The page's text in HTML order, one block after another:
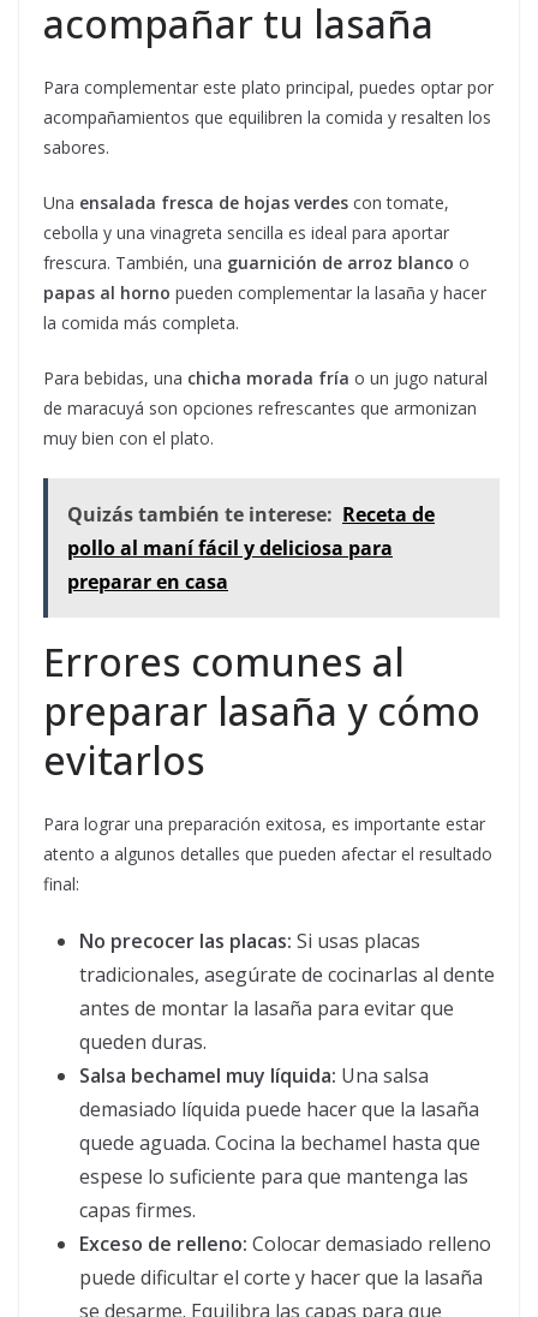
acompañar tu lasaña
Para complementar este plato principal, puedes optar por
acompañamientos que equilibren la comida y resalten los
sabores.
Una ensalada fresca de hojas verdes con tomate,
cebolla y una vinagreta sencilla es ideal para aportar
frescura. También, una guarnición de arroz blanco o
papas al horno pueden complementar la lasaña y hacer
la comida más completa.
Para bebidas, una chicha morada fría o un jugo natural
de maracuyá son opciones refrescantes que armonizan
muy bien con el plato.
Quizás también te interese: Receta de
pollo al maní fácil y deliciosa para
preparar en casa
Errores comunes al
preparar lasaña y cómo
evitarlos
Para lograr una preparación exitosa, es importante estar
atento a algunos detalles que pueden afectar el resultado
final:
No precocer las placas: Si usas placas
tradicionales, asegúrate de cocinarlas al dente
antes de montar la lasaña para evitar que
queden duras.
Salsa bechamel muy líquida: Una salsa
demasiado líquida puede hacer que la lasaña
quede aguada. Cocina la bechamel hasta que
espese lo suficiente para que mantenga las
capas firmes.
Exceso de relleno: Colocar demasiado relleno
puede dificultar el corte y hacer que la lasaña
se desarme. Equilibra las capas para que